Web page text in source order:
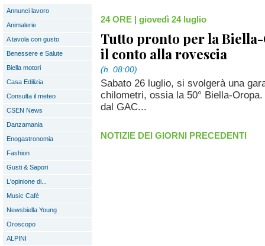
Annunci lavoro
Animalerie
A tavola con gusto
Benessere e Salute
Biella motori
Casa Edilizia
Consulta il meteo
CSEN News
Danzamania
Enogastronomia
Fashion
Gusti & Sapori
L'opinione di...
Music Cafè
Newsbiella Young
Oroscopo
ALPINI
24 ORE | giovedì 24 luglio
Tutto pronto per la
il conto alla rovescia
(h. 08:00)
Sabato 26 luglio, si svolgerà una
chilometri, ossia la 50° Biella-
dal GAC...
NOTIZIE DEI GIORNI PRECEDENTI